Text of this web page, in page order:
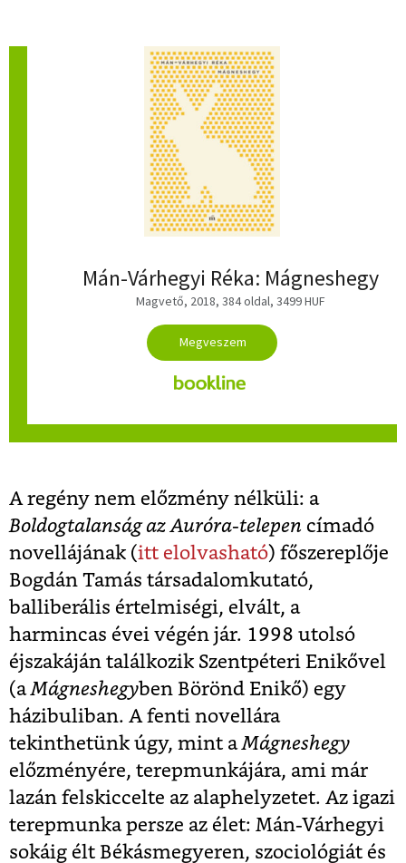
Mán-Várhegyi Réka: Mágneshegy
Magvető, 2018, 384 oldal, 3499 HUF
A regény nem előzmény nélküli: a
Boldogtalanság az Auróra-telepen címadó
novellájának (itt elolvasható) főszereplője
Bogdán Tamás társadalomkutató,
balliberális értelmiségi, elvált, a
harmincas évei végén jár. 1998 utolsó
éjszakáján találkozik Szentpéteri Enikővel
(aMágneshegyben Börönd Enikő) egy
házibuliban. A fenti novellára
tekinthetünk úgy, mint aMágneshegy
előzményére, terepmunkájára, ami már
lazán felskiccelte az alaphelyzetet. Az igazi
terepmunka persze az élet: Mán-Várhegyi
sokáig élt Békásmegyeren, szociológiát és